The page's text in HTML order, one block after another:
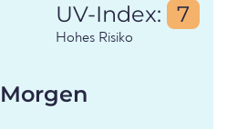
UV-Index: 7
Hohes Risiko
Morgen